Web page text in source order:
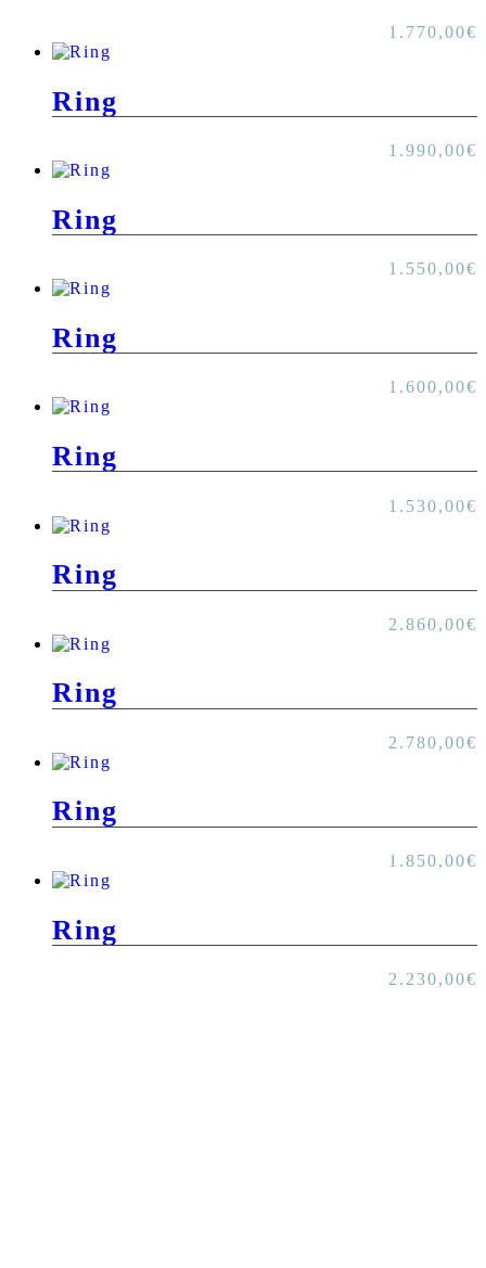
1.770,00€
Ring
1.990,00€
Ring
1.550,00€
Ring
1.600,00€
Ring
1.530,00€
Ring
2.860,00€
Ring
2.780,00€
Ring
1.850,00€
Ring
2.230,00€